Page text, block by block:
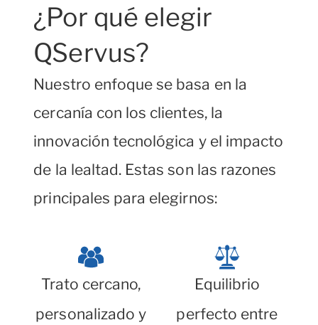
¿Por qué elegir
QServus?
Nuestro enfoque se basa en la
cercanía con los clientes, la
innovación tecnológica y el impacto
de la lealtad. Estas son las razones
principales para elegirnos:
Trato cercano,
personalizado y
Equilibrio
perfecto entre